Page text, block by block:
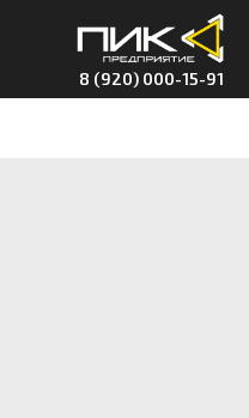
8 (920) 000-15-91